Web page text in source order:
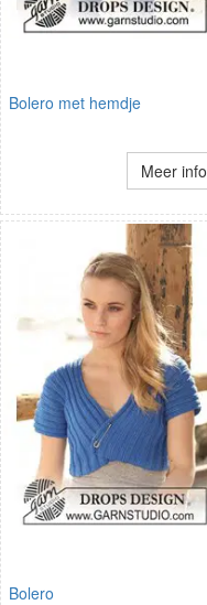
Bolero met hemdje
Meer info
Bolero